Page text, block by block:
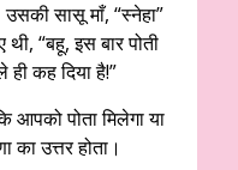
उसकी सासू माँ, “स्नेहा”
“बहू, इस बार पोती
कह दिया है!”
आपको पोता मिलेगा या
का उत्तर होता।